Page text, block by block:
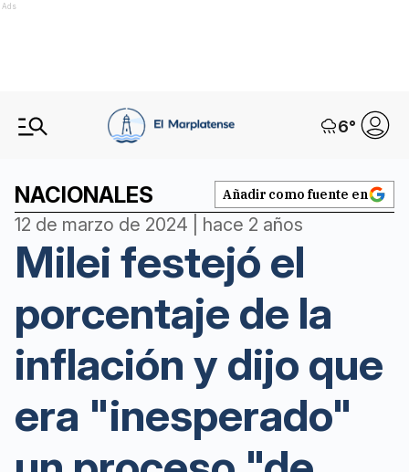
Ads
6°
NACIONALES Añadir como fuente en
12 de marzo de 2024 | hace 2 años
Milei festejó el
porcentaje de la
inflación y dijo que
era "inesperado"